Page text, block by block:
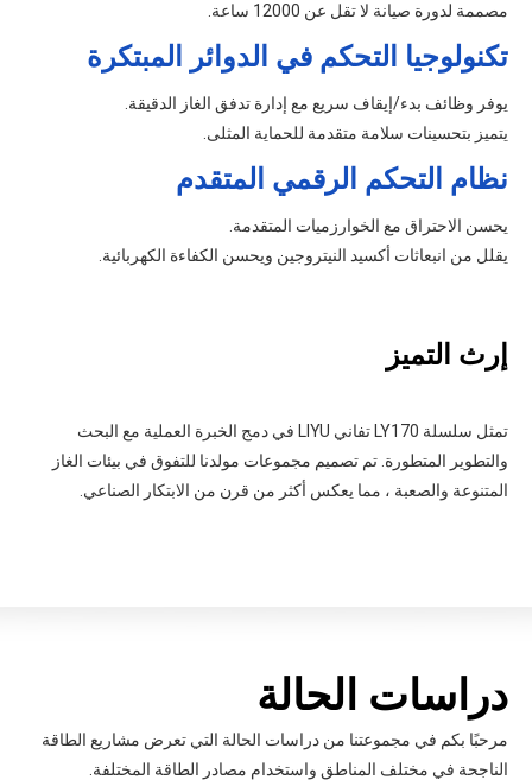
مصممة لدورة صيانة لا تقل عن 12000 ساعة.
تكنولوجيا التحكم في الدوائر المبتكرة
يوفر وظائف بدء/إيقاف سريع مع إدارة تدفق الغاز الدقيقة.
يتميز بتحسينات سلامة متقدمة للحماية المثلى.
نظام التحكم الرقمي المتقدم
يحسن الاحتراق مع الخوارزميات المتقدمة.
يقلل من انبعاثات أكسيد النيتروجين ويحسن الكفاءة الكهربائية.
إرث التميز
تمثل سلسلة LY170 تفاني LIYU في دمج الخبرة العملية مع البحث
والتطوير المتطورة. تم تصميم مجموعات مولدنا للتفوق في بيئات الغاز
المتنوعة والصعبة ، مما يعكس أكثر من قرن من الابتكار الصناعي.
دراسات الحالة
مرحبًا بكم في مجموعتنا من دراسات الحالة التي تعرض مشاريع الطاقة
الناجحة في مختلف المناطق واستخدام مصادر الطاقة المختلفة.